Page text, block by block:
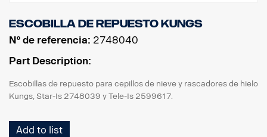
Escobilla de repuesto Kungs
Nº de referencia: 2748040
Part Description:
Escobillas de repuesto para cepillos de nieve y rascadores de hielo
Kungs, Star-Is 2748039 y Tele-Is 2599617.
Add to list